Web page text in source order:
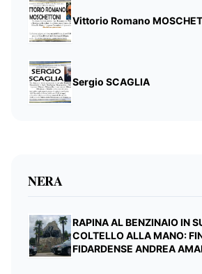
Vittorio Romano
Sergio SCAGLIA
NERA
RAPINA AL BENZINAIO IN
COLTELLO ALLA MANO:
FIDARDENSE ANDREA